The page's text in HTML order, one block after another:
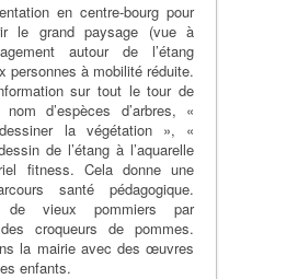
en centre-bourg pour
le grand paysage (vue à
autour de l’étang
personnes à mobilité réduite.
sur tout le tour de
d’espèces d’arbres, «
la végétation », «
de l’étang à l’aquarelle
fitness. Cela donne une
santé pédagogique.
de vieux pommiers par
des croqueurs de pommes.
la mairie avec des œuvres
enfants.